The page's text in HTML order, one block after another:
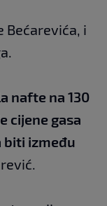
Bećarevića, i
nafte na 130
cijene gasa
biti između